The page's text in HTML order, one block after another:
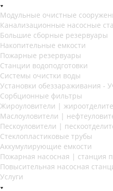
Модульные очистные
Канализационные насосные
Большие сборные резервуары
Накопительные емкости
Пожарные резервуары
Станции водоподготовки
Системы очистки воды
Установки обеззараживания -
Сорбционные фильтры
Жироуловители |
Маслоуловители |
Пескоуловители |
Стеклопластиковые трубы
Аккумулирующие емкости
Пожарная насосная | станция
Повысительная насосная
Услуги